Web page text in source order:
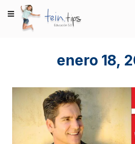
enero 18,